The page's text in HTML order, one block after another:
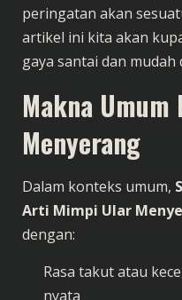
peringatan akan
artikel ini kita akan
gaya santai dan mudah
Makna
Menyerang
Dalam konteks umum,
Arti Mimpi Ular
dengan:
Rasa takut atau
nyata